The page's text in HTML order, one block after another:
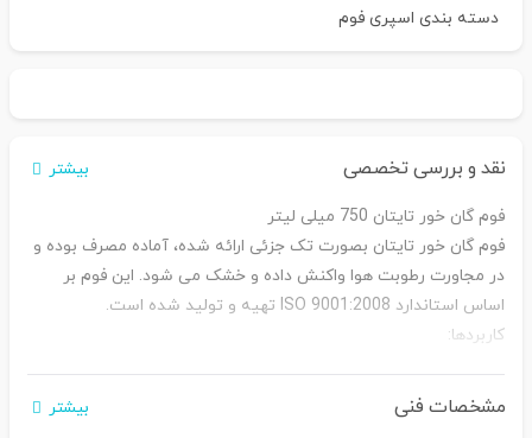
دسته بندیاسپری فوم
نقد و بررسی تخصصی بیشتر
فوم گان خور تایتان 750 میلی لیتر
فوم گان خور تایتان بصورت تک جزئی ارائه شده، آماده مصرف بوده و
در مجاورت رطوبت هوا واکنش داده و خشک می شود. این فوم بر
اساس استاندارد ISO 9001:2008 تهیه و تولید شده است.
کاربردها:
تثبیت چهارچوب های در و پنجره
درزگیری و پرکردن حفره ها، ترک ها، منافذ و فضاهای خالی
مشخصات فنی بیشتر